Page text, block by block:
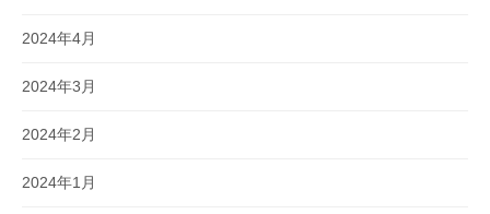
2024年4月
2024年3月
2024年2月
2024年1月